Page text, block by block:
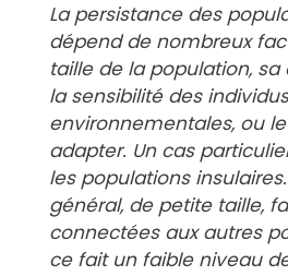
La persistance des
dépend de nombreux
taille de la population,
la sensibilité des
environnementales, ou
adapter. Un cas
les populations
général, de petite taille,
connectées aux autres
ce fait un faible niveau